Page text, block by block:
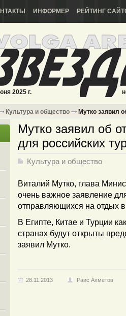
ИНФОРМЕР РЕЙТИНГ
2025 г.
Культура и общество Мутко заявил
Мутко заявил об
для российских
Культура и общество
Виталий Мутко, глава
очень важное заявление
отправляющихся на отдых
В Египте, Китае и Турции
странах будут открыты
заявил Мутко.
28.11.2013 Раис Ахметов